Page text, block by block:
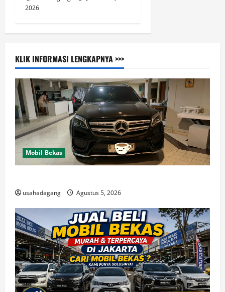
2026
KLIK INFORMASI LENGKAPNYA >>>
Mobil Bekas
usahadagang Agustus 5, 2026